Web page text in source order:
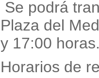
Se podrá
Plaza del
y 17:00
Horarios de